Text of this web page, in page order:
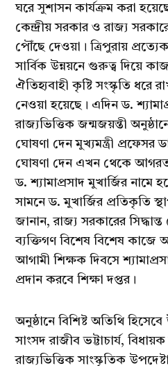
ঘরে সুশাসন কার্যক্রম করা
কেন্দ্রীয় সরকার ও রাজ্য
পৌঁছে দেওয়া। ত্রিপুরায়
সার্বিক উন্নয়নে গুরুত্ব দিয়ে
ঐতিহ্যবাহী কৃষ্টি সংস্কৃতি ধরে
নেওয়া হয়েছে। এদিন ড.
রাজ্যভিত্তিক জন্মজয়ন্তী
ঘোষণা দেন মুখ্যমন্ত্রী প্রফেসর
ঘোষণা দেন এখন থেকে
ড. শ্যামাপ্রসাদ মুখার্জির নামে
সামনে ড. মুখার্জির প্রতিকৃতি
জানান, রাজ্য সরকারের
ব্যক্তিগণ বিশেষ বিশেষ কাজে
আগামী শিক্ষক দিবসে
প্রদান করবে শিক্ষা দপ্তর।
অনুষ্ঠানে বিশিষ্ট অতিথি
সাংসদ রাজীব ভট্টাচার্য,
রাজ্যভিত্তিক সাংস্কৃতিক